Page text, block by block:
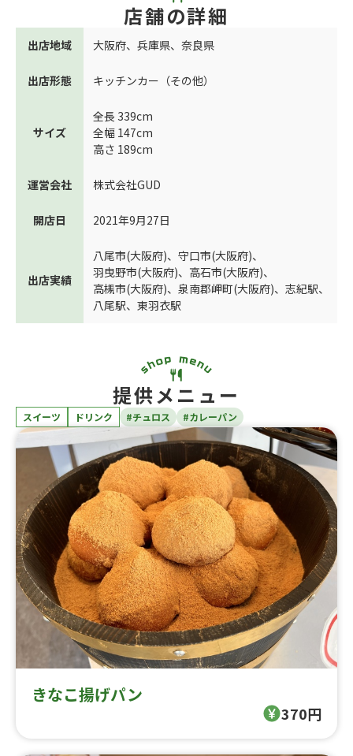
店舗の詳細
出店地域 大阪府、 兵庫県、 奈良県
出店形態 キッチンカー（その他）
サイズ
全長 339cm
全幅 147cm
高さ 189cm
運営会社 株式会社GUD
開店日 2021年9月27日
出店実績
八尾市(大阪府)、 守口市(大阪府)、
羽曳野市(大阪府)、 高石市(大阪府)、
高槻市(大阪府)、 泉南郡岬町(大阪府)、 志紀駅、
八尾駅、 東羽衣駅
提供メニュー
スイーツ ドリンク #チュロス #カレーパン
きなこ揚げパン
370円